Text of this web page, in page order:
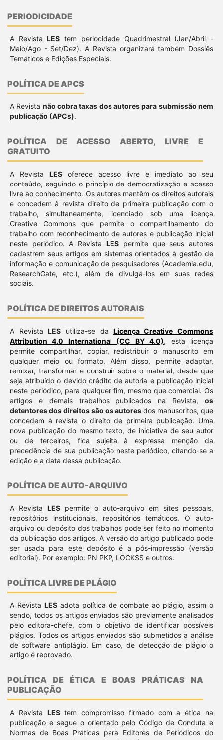
PERIODICIDADE
A RevistaLES tem periocidade Quadrimestral (Jan/Abril -
Maio/Ago - Set/Dez). A Revista organizará também Dossiês
Temáticos e Edições Especiais.
POLÍTICA DE APCS
A Revista não cobra taxas dos autores para submissão nem
publicação (APCs).
POLÍTICA DE ACESSO ABERTO, LIVRE E
GRATUITO
A Revista LESoferece acesso livre e imediato ao seu
conteúdo, seguindo o princípio de democratização e acesso
livre ao conhecimento. Os autores mantêm os direitos autorais
e concedem à revista direito de primeira publicação com o
trabalho, simultaneamente, licenciado sob uma licença
Creative Commons que permite o compartilhamento do
trabalho com reconhecimento de autores e publicação inicial
neste periódico. A Revista LES permite que seus autores
cadastrem seus artigos em sistemas orientados à gestão de
informação e comunicação de pesquisadores (Academia.edu,
ResearchGate, etc.), além de divulgá-los em suas redes
sociais.
POLÍTICA DE DIREITOS AUTORAIS
A RevistaLES utiliza-se da Licença Creative Commons
Attribution 4.0 International (CC BY 4.0), esta licença
permite compartilhar, copiar, redistribuir o manuscrito em
qualquer meio ou formato. Além disso, permite adaptar,
remixar, transformar e construir sobre o material, desde que
seja atribuído o devido crédito de autoria e publicação inicial
neste periódico, para qualquer fim, mesmo que comercial. Os
artigos e demais trabalhos publicados na Revista,os
detentores dos direitos são os autores dos manuscritos, que
concedem à revista o direito de primeira publicação. Uma
nova publicação do mesmo texto, de iniciativa de seu autor
ou de terceiros, fica sujeita à expressa menção da
precedência de sua publicação neste periódico, citando-se a
edição e a data dessa publicação.
POLÍTICA DE AUTO-ARQUIVO
A Revista LESpermite o auto-arquivo em sites pessoais,
repositórios institucionais, repositórios temáticos. O auto-
arquivo ou depósito dos trabalhos pode ser feito no momento
da publicação dos artigos. A versão do artigo publicado pode
ser usada para este depósito é a pós-impressão (versão
editorial). Por exemplo: PN PKP, LOCKSS e outros.
POLÍTICA LIVRE DE PLÁGIO
A Revista LESadota política de combate ao plágio, assim o
sendo, todos os artigos enviados são previamente analisados
pelo editora-chefe, com o objetivo de identificar possíveis
plágios. Todos os artigos enviados são submetidos a análise
de software antiplágio. Em caso, de detecção de plágio o
artigo é reprovado.
POLÍTICA DE ÉTICA E BOAS PRÁTICAS NA
PUBLICAÇÃO
A Revista LEStem compromisso firmado com a ética na
publicação e segue o orientado pelo Código de Conduta e
Normas de Boas Práticas para Editores de Periódicos do